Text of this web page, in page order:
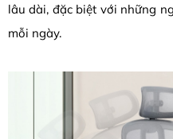
lâu dài, đặc biệt với những
mỗi ngày.